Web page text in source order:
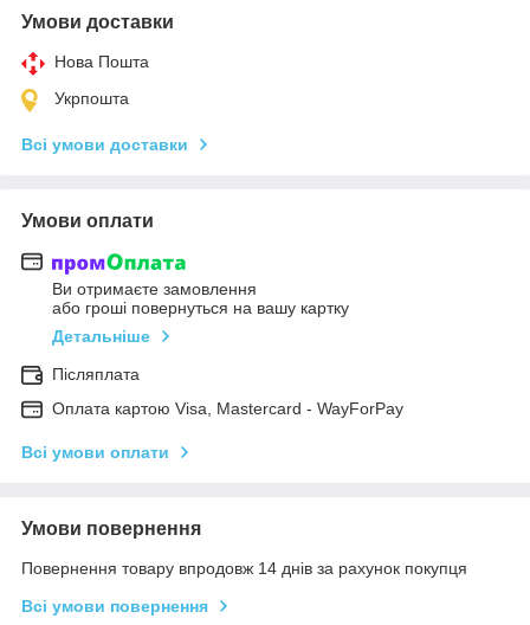
Умови доставки
Нова Пошта
Укрпошта
Всі умови доставки
Умови оплати
Ви отримаєте замовлення
або гроші повернуться на вашу картку
Детальніше
Післяплата
Оплата картою Visa, Mastercard - WayForPay
Всі умови оплати
Умови повернення
Повернення товару впродовж 14 днів за рахунок покупця
Всі умови повернення